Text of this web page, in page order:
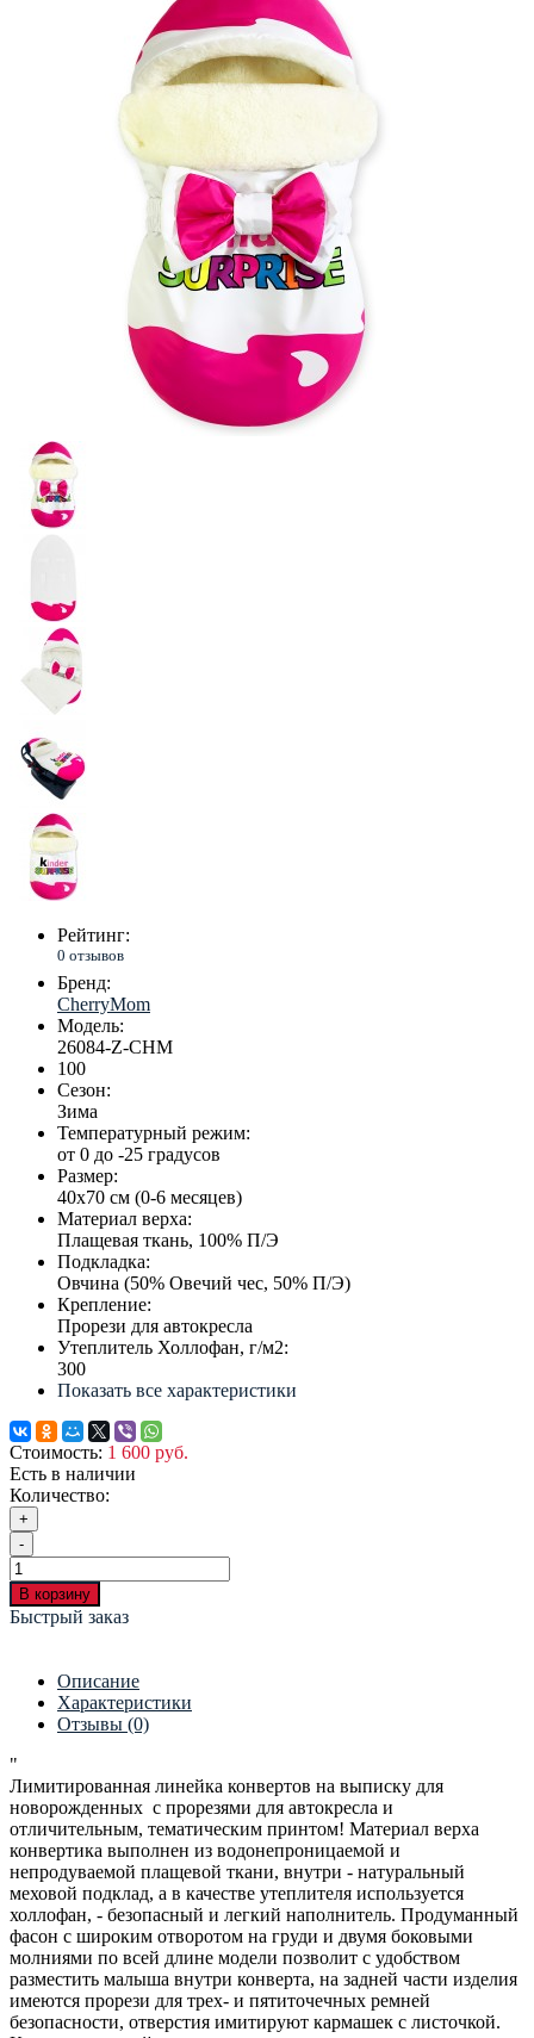
Рейтинг:
0 отзывов
Бренд:
CherryMom
Модель:
26084-Z-CHM
100
Сезон:
Зима
Температурный режим:
от 0 до -25 градусов
Размер:
40х70 см (0-6 месяцев)
Материал верха:
Плащевая ткань, 100% П/Э
Подкладка:
Овчина (50% Овечий чес, 50% П/Э)
Крепление:
Прорези для автокресла
Утеплитель Холлофан, г/м2:
300
Показать все характеристики
Стоимость: 1 600 руб.
Есть в наличии
Количество:
+
-
В корзину
Быстрый заказ
Описание
Характеристики
Отзывы (0)
"
Лимитированная линейка конвертов на выписку для
новорожденных с прорезями для автокресла и
отличительным, тематическим принтом! Материал верха
конвертика выполнен из водонепроницаемой и
непродуваемой плащевой ткани, внутри - натуральный
меховой подклад, а в качестве утеплителя используется
холлофан, - безопасный и легкий наполнитель. Продуманный
фасон с широким отворотом на груди и двумя боковыми
молниями по всей длине модели позволит с удобством
разместить малыша внутри конверта, на задней части изделия
имеются прорези для трех- и пятиточечных ремней
безопасности, отверстия имитируют кармашек с листочкой.